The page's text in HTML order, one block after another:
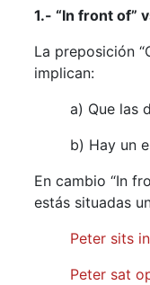
1.- “In front of”
La preposición
implican:
a) Que las
b) Hay un
En cambio “In
estás situadas
Peter sits
Peter sat